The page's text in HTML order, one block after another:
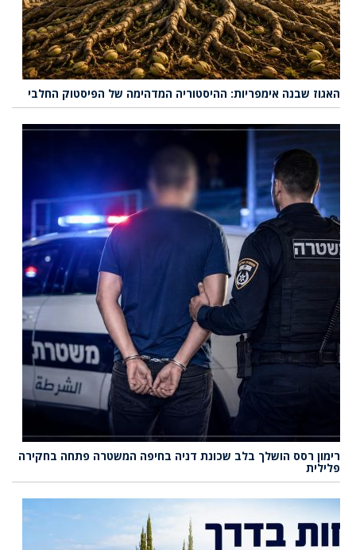
האגוז שבנה אימפריות: ההיסטוריה המדהימה של הפיסטוק החלבי
רימון רסס הושלך בלב שכונת דניה בחיפה המשטרה פתחה בחקירה
פלילית